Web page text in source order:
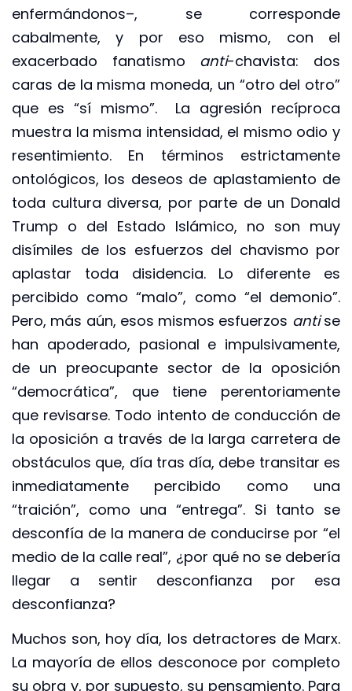
enfermándonos–, se corresponde
cabalmente, y por eso mismo, con el
exacerbado fanatismo anti-chavista: dos
caras de la misma moneda, un “otro del otro”
que es “sí mismo”. La agresión recíproca
muestra la misma intensidad, el mismo odio y
resentimiento. En términos estrictamente
ontológicos, los deseos de aplastamiento de
toda cultura diversa, por parte de un Donald
Trump o del Estado Islámico, no son muy
disímiles de los esfuerzos del chavismo por
aplastar toda disidencia. Lo diferente es
percibido como “malo”, como “el demonio”.
Pero, más aún, esos mismos esfuerzos antise
han apoderado, pasional e impulsivamente,
de un preocupante sector de la oposición
“democrática”, que tiene perentoriamente
que revisarse. Todo intento de conducción de
la oposición a través de la larga carretera de
obstáculos que, día tras día, debe transitar es
inmediatamente percibido como una
“traición”, como una “entrega”. Si tanto se
desconfía de la manera de conducirse por “el
medio de la calle real”, ¿por qué no se debería
llegar a sentir desconfianza por esa
desconfianza?
Muchos son, hoy día, los detractores de Marx.
La mayoría de ellos desconoce por completo
su obra y, por supuesto, su pensamiento. Para